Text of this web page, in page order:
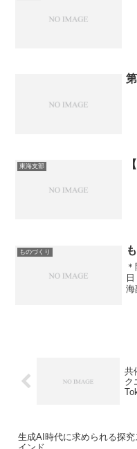
東海支部
ものづくり
共
ク
生成AI時代に求められる探究